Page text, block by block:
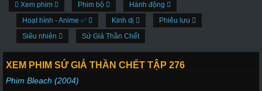
Xem phim Phim bộ
Hành động
Hoạt hình - Anime ✅
Kinh dị
Phiêu lưu
Siêu nhiên
Sứ Giả Thần Chết
XEM PHIM SỨ GIẢ THẦN CHẾT TẬP 276
Phim Bleach (2004)